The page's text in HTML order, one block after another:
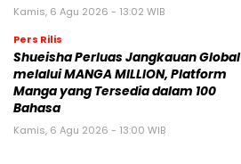
Kamis, 6 Agu 2026 - 13:02 WIB
Pers Rilis
Shueisha Perluas Jangkauan Global
melalui MANGA MILLION, Platform
Manga yang Tersedia dalam 100
Bahasa
Kamis, 6 Agu 2026 - 13:00 WIB